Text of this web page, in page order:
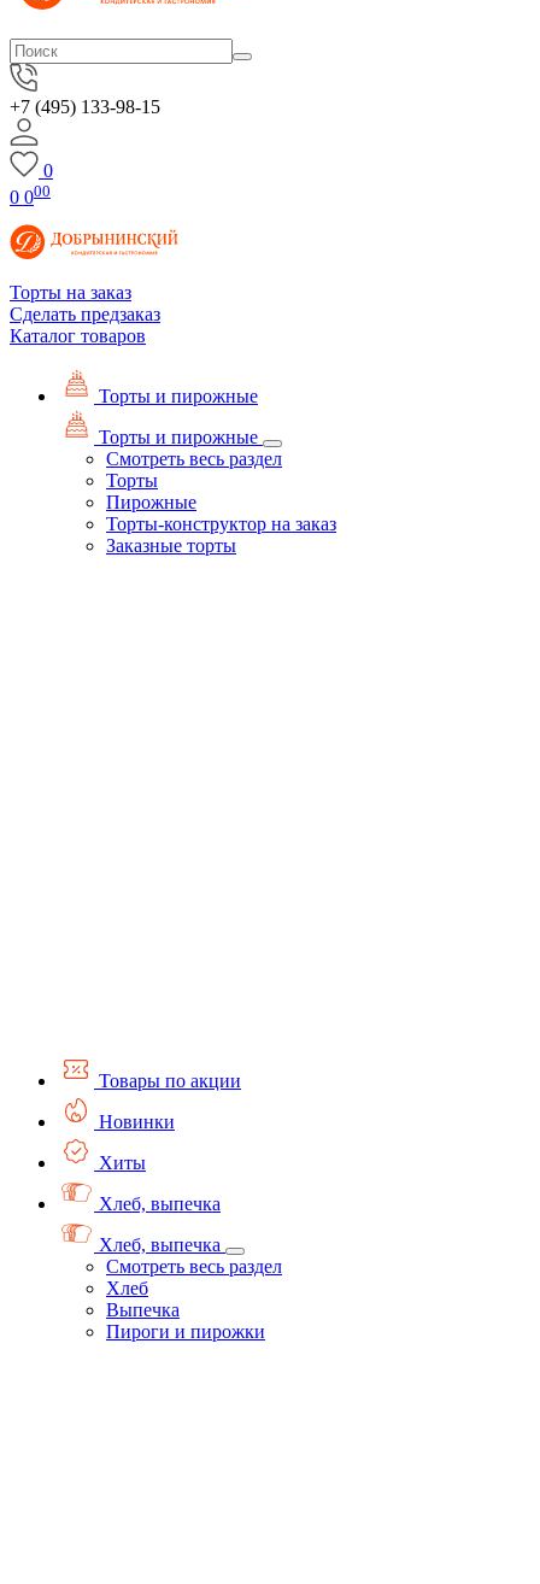
+7 (495) 133-98-15
0
0 000
Торты на заказ
Сделать предзаказ
Каталог товаров
Торты и пирожные
Торты и пирожные
Смотреть весь раздел
Торты
Пирожные
Торты-конструктор на заказ
Заказные торты
Товары по акции
Новинки
Хиты
Хлеб, выпечка
Хлеб, выпечка
Смотреть весь раздел
Хлеб
Выпечка
Пироги и пирожки